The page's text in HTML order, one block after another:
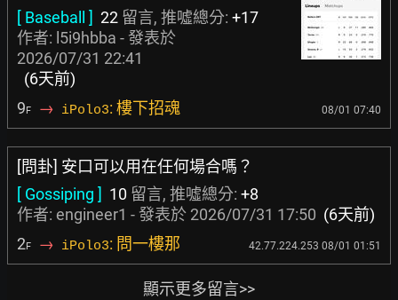
[ Baseball ] 22 留言, 推噓總分: +17
作者: l5i9hbba - 發表於
2026/07/31 22:41
(6天前)
9F → iPolo3: 樓下招魂 08/01 07:40
[問卦] 安口可以用在任何場合嗎？
[ Gossiping ] 10 留言, 推噓總分: +8
作者: engineer1 - 發表於 2026/07/31 17:50 (6天前)
2F → iPolo3: 問一樓那 42.77.224.253 08/01 01:51
顯示更多留言>>